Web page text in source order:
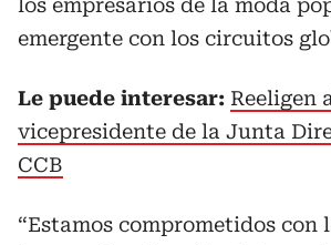
los empresarios de la moda
emergente con los circuitos
Le puede interesar: Reeligen
vicepresidente de la Junta
CCB
“Estamos comprometidos con